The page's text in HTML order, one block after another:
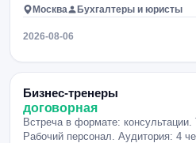
в этом вопросе выше моей. Тренер
перевоплощаться в эгоцентрика и
генерировать правильные
(лазейки для продолжения атаки)
вины и пр. Если вы это не умеете -
Тестирование кандидата проходит
текстовое задание (2-3 задачи)
этапа 1 2. Онлайн тест 10-15 мин.
Москва Бухгалтеры и юристы
2026-08-06
Бизнес-тренеры
договорная
Встреча в формате:
Рабочий персонал. Аудитория: 4